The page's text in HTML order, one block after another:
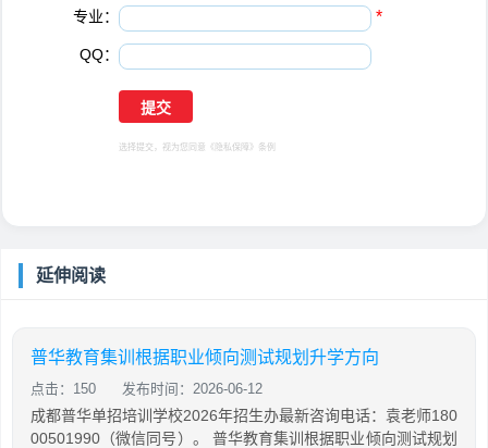
专业： *
QQ：
选择提交，视为您同意 《隐私保障》 条例
延伸阅读
普华教育集训根据职业倾向测试规划升学方向
点击：150 发布时间：2026-06-12
成都普华单招培训学校2026年招生办最新咨询电话：袁老师180
00501990（微信同号）。 普华教育集训根据职业倾向测试规划